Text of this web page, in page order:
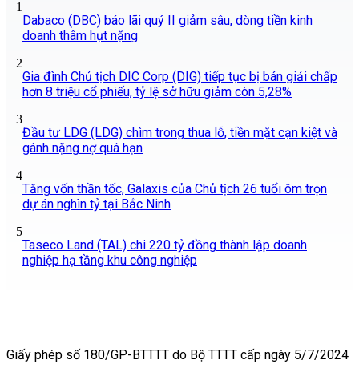
1
Dabaco (DBC) báo lãi quý II giảm sâu, dòng tiền kinh
doanh thâm hụt nặng
2
Gia đình Chủ tịch DIC Corp (DIG) tiếp tục bị bán giải chấp
hơn 8 triệu cổ phiếu, tỷ lệ sở hữu giảm còn 5,28%
3
Đầu tư LDG (LDG) chìm trong thua lỗ, tiền mặt cạn kiệt và
gánh nặng nợ quá hạn
4
Tăng vốn thần tốc, Galaxis của Chủ tịch 26 tuổi ôm trọn
dự án nghìn tỷ tại Bắc Ninh
5
Taseco Land (TAL) chi 220 tỷ đồng thành lập doanh
nghiệp hạ tầng khu công nghiệp
Giấy phép số 180/GP-BTTTT do Bộ TTTT cấp ngày 5/7/2024